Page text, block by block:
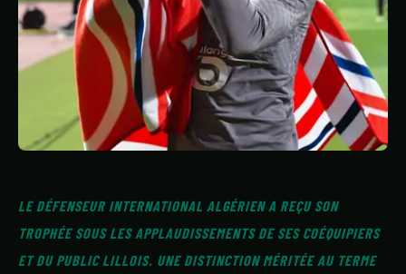
LE DÉFENSEUR INTERNATIONAL ALGÉRIEN A REÇU SON
TROPHÉE SOUS LES APPLAUDISSEMENTS DE SES COÉQUIPIERS
ET DU PUBLIC LILLOIS. UNE DISTINCTION MÉRITÉE AU TERME